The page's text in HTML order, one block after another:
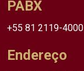
PABX
+55 81 2119-4000
Endereço